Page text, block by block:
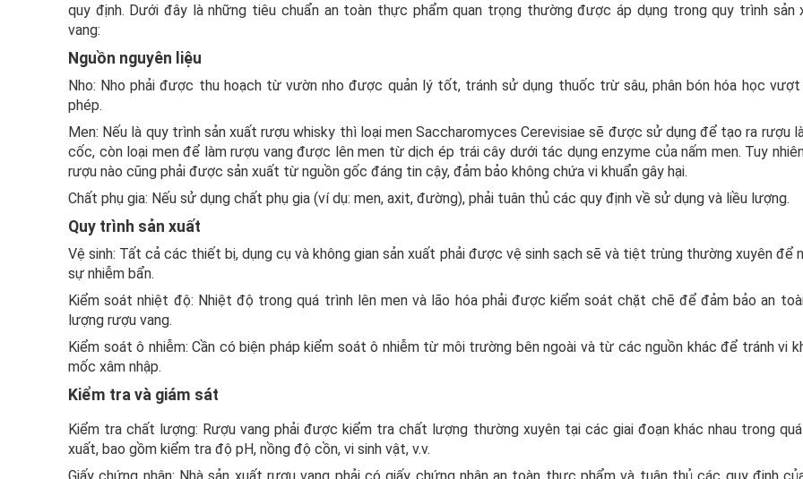
quy định. Dưới đây là những tiêu chuẩn an toàn thực phẩm quan trọng thường được áp dụng trong quy trình sản
vang:
Nguồn nguyên liệu
Nho: Nho phải được thu hoạch từ vườn nho được quản lý tốt, tránh sử dụng thuốc trừ sâu, phân bón hóa học
phép.
Men: Nếu là quy trình sản xuất rượu whisky thì loại men Saccharomyces Cerevisiae sẽ được sử dụng để tạo ra rượu
cốc, còn loại men để làm rượu vang được lên men từ dịch ép trái cây dưới tác dụng enzyme của nấm men. Tuy
rượu nào cũng phải được sản xuất từ nguồn gốc đáng tin cậy, đảm bảo không chứa vi khuẩn gây hại.
Chất phụ gia: Nếu sử dụng chất phụ gia (ví dụ: men, axit, đường), phải tuân thủ các quy định về sử dụng và liều lượng.
Quy trình sản xuất
Vệ sinh: Tất cả các thiết bị, dụng cụ và không gian sản xuất phải được vệ sinh sạch sẽ và tiệt trùng thường xuyên để
sự nhiễm bẩn.
Kiểm soát nhiệt độ: Nhiệt độ trong quá trình lên men và lão hóa phải được kiểm soát chặt chẽ để đảm bảo an
lượng rượu vang.
Kiểm soát ô nhiễm: Cần có biện pháp kiểm soát ô nhiễm từ môi trường bên ngoài và từ các nguồn khác để tránh vi
mốc xâm nhập.
Kiểm tra và giám sát
Kiểm tra chất lượng: Rượu vang phải được kiểm tra chất lượng thường xuyên tại các giai đoạn khác nhau trong
xuất, bao gồm kiểm tra độ pH, nồng độ cồn, vi sinh vật, v.v.